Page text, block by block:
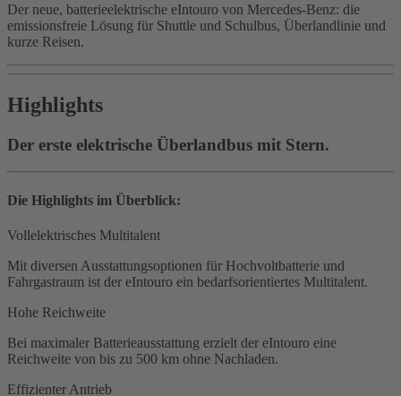
Der neue, batterieelektrische eIntouro von Mercedes-Benz: die
emissionsfreie Lösung für Shuttle und Schulbus, Überlandlinie und
kurze Reisen.
Highlights
Der erste elektrische Überlandbus mit Stern.
Die Highlights im Überblick:
Vollelektrisches Multitalent
Mit diversen Ausstattungsoptionen für Hochvoltbatterie und
Fahrgastraum ist der eIntouro ein bedarfsorientiertes Multitalent.
Hohe Reichweite
Bei maximaler Batterieausstattung erzielt der eIntouro eine
Reichweite von bis zu 500 km ohne Nachladen.
Effizienter Antrieb